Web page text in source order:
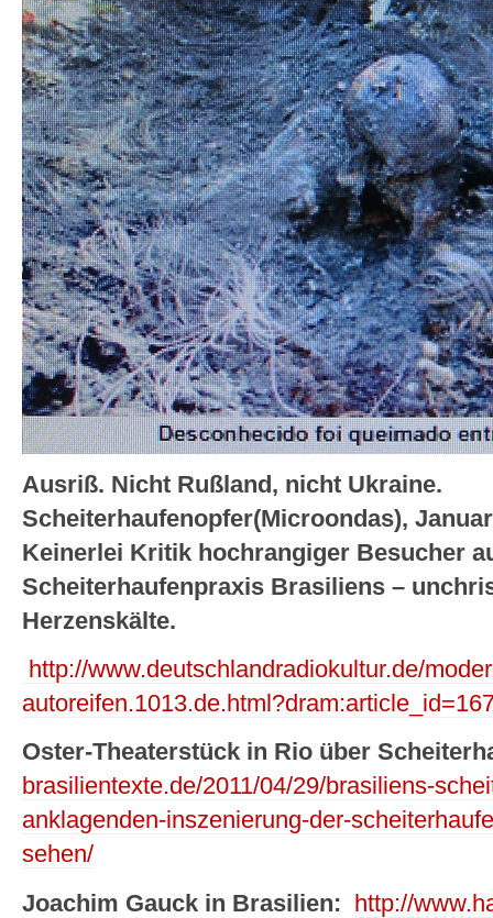
Ausriß. Nicht Rußland, nicht Ukraine.
Scheiterhaufenopfer(Microondas),
Keinerlei Kritik hochrangiger Besucher
Scheiterhaufenpraxis Brasiliens –
Herzenskälte.
http://www.deutschlandradiokultur.de/
Oster-Theaterstück in Rio über
brasilientexte.de/2011/04/29/brasiliens-
anklagenden-inszenierung-der-
sehen/
Joachim Gauck in Brasilien:
http://